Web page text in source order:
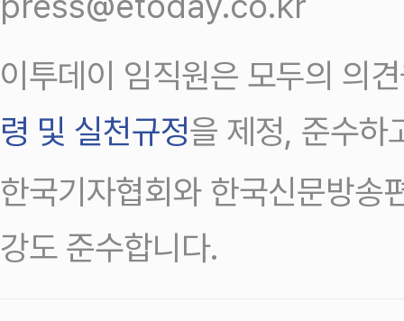
이투데이 임직원은 모두의 의
령 및 실천규정을 제정, 준수하
한국기자협회와 한국신문방송
강도 준수합니다.